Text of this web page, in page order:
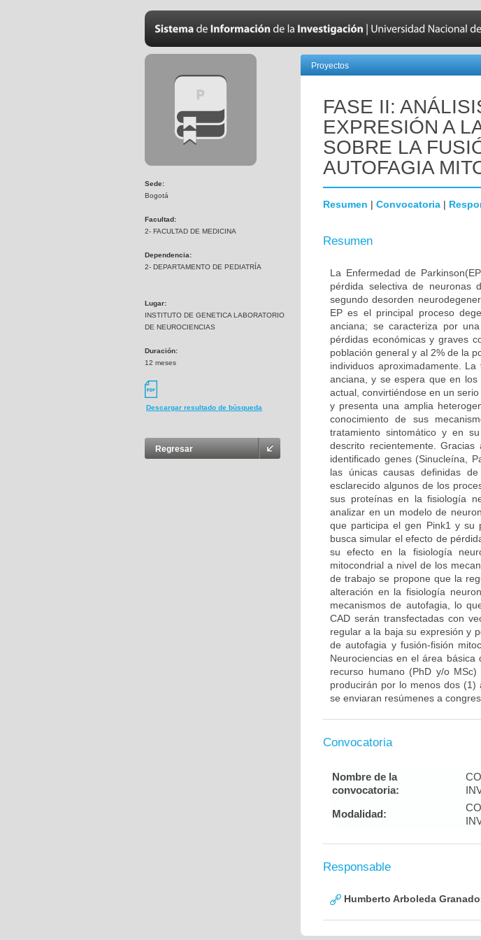
Sede:
Bogotá
Facultad:
2- FACULTAD DE MEDICINA
Dependencia:
2- DEPARTAMENTO DE PEDIATRÍA
Lugar:
INSTITUTO DE GENETICA LABORATORIO
DE NEUROCIENCIAS
Duración:
12 meses
Descargar resultado de búsqueda
Regresar
Proyectos
FASE II:
EXPRESIÓN A
SOBRE LA
AUTOFAGIA
Resumen | Convocatoria |
Resumen
La Enfermedad de
pérdida selectiva de neuronas
segundo desorden
EP es el principal proceso
anciana; se caracteriza por
pérdidas económicas y graves
población general y al 2% de la
individuos aproximadamente.
anciana, y se espera que en
actual, convirtiéndose en un
y presenta una amplia
conocimiento de sus
tratamiento sintomático y en
descrito recientemente.
identificado genes (Sinucleína,
las únicas causas definidas
esclarecido algunos de los
sus proteínas en la fisiología
analizar en un modelo de
que participa el gen Pink1 y su
busca simular el efecto de
su efecto en la fisiología
mitocondrial a nivel de los
de trabajo se propone que la
alteración en la fisiología
mecanismos de autofagia, lo
CAD serán transfectadas con
regular a la baja su expresión y
de autofagia y fusión-fisión
Neurociencias en el área
recurso humano (PhD y/o
producirán por lo menos dos (1)
se enviaran resúmenes a
Convocatoria
Nombre de la
convocatoria:
Modalidad:
Responsable
Humberto Arboleda